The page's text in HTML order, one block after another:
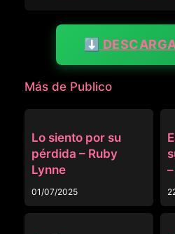
⬇️
Más de Publico
Lo siento por su
pérdida – Ruby
Lynne
01/07/2025